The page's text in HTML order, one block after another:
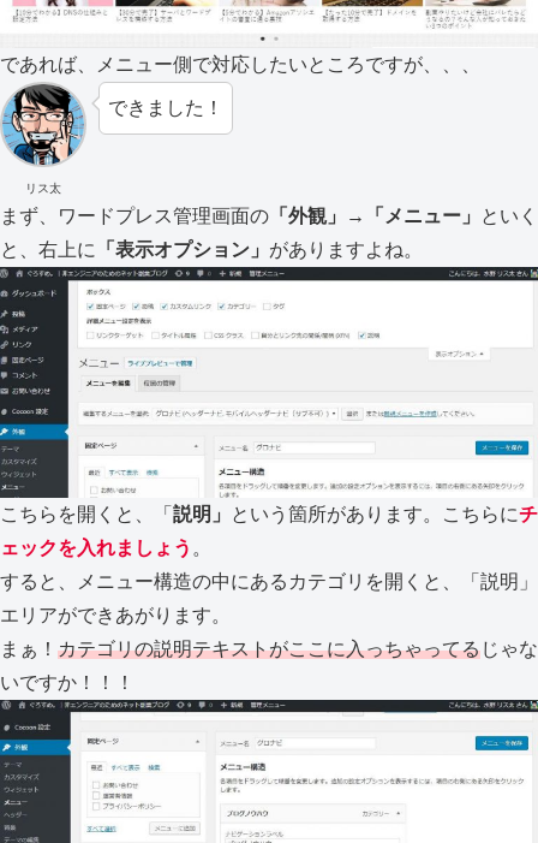
であれば、メニュー側で対応したいところですが、、、
リス太
できました！
まず、ワードプレス管理画面の 「外観」→「メニュー」
といく
と、右上に
「表示オプション」 がありますよね。
こちらを開くと、「 説明」 という箇所があります。こちらにチ
ェックを入れましょう 。
すると、メニュー構造の中にあるカテゴリを開くと、「説明」
エリアができあがります。
まぁ！ カテゴリの説明テキストがここに入っちゃってるじゃな
いですか！！！